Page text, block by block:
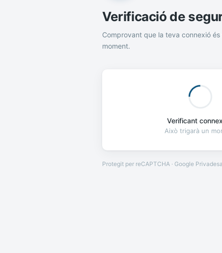
Verificació de
Comprovant que la teva connexió és
moment.
Verificant
Això trigarà un
Protegit per reCAPTCHA · Google Privadesa